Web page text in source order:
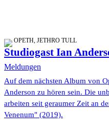
OPETH, JETHRO TULL
Studiogast Ian
Meldungen
Auf dem nächsten Album von
Anderson zu hören sein. Die
arbeiten seit geraumer Zeit an
Venenum" (2019).